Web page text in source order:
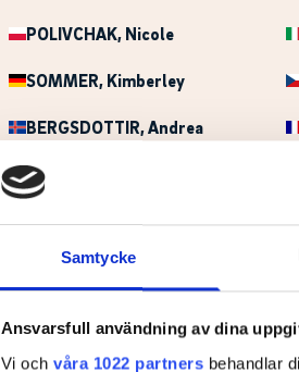
Samtycke
Ansvarsfull användning av dina
Vi och våra 1022 partners behandlar
POLIVCHAK, Nicole
SOMMER, Kimberley
BERGSDOTTIR, Andrea
SPIAZZI
ARMBRUESTER, Natalie
LUNDGREN, Emma
AHARIDIS, Alkyonie